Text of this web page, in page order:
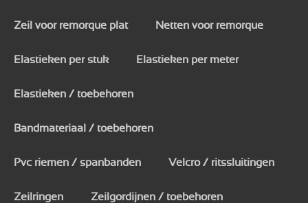
Zeil voor remorque plat Netten voor remorque
Elastieken per stuk Elastieken per meter
Elastieken / toebehoren
Bandmateriaal / toebehoren
Pvc riemen / spanbanden Velcro / ritssluitingen
Zeilringen Zeilgordijnen / toebehoren